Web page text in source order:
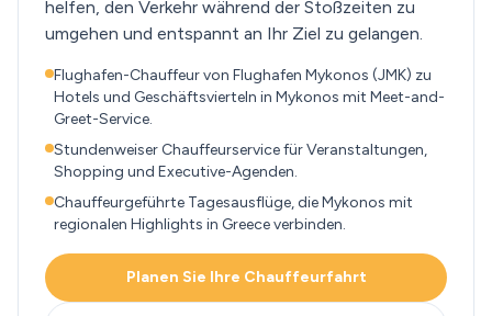
helfen, den Verkehr während der Stoßzeiten zu
umgehen und entspannt an Ihr Ziel zu gelangen.
Flughafen-Chauffeur von Flughafen Mykonos (JMK) zu
Hotels und Geschäftsvierteln in Mykonos mit Meet-and-
Greet-Service.
Stundenweiser Chauffeurservice für Veranstaltungen,
Shopping und Executive-Agenden.
Chauffeurgeführte Tagesausflüge, die Mykonos mit
regionalen Highlights in Greece verbinden.
Planen Sie Ihre Chauffeurfahrt